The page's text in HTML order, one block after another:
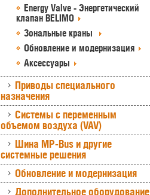
Energy Valve - Энергетический
клапан BELIMO
Зональные краны
Обновление и модернизация
Аксессуары
Приводы специального
назначения
Системы с переменным
объемом воздуха (VAV)
Шина MP-Bus и другие
системные решения
Обновление и модернизация
Дополнительное оборудование